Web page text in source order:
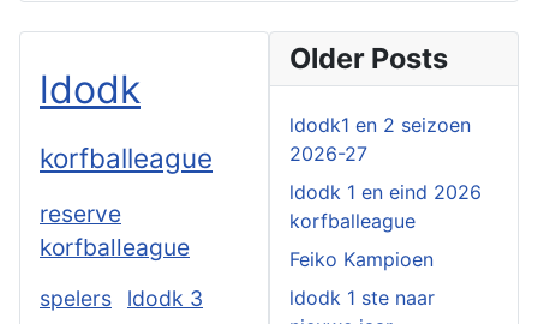
ldodk
korfballeague
reserve
korfballeague
spelers ldodk 3
Older Posts
ldodk1 en 2 seizoen
2026-27
ldodk 1 en eind 2026
korfballeague
Feiko Kampioen
ldodk 1 ste naar